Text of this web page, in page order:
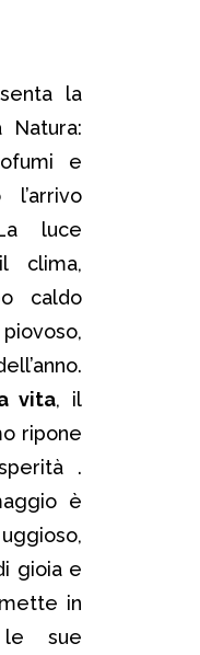
la
Natura:
e
l’arrivo
luce
clima,
caldo
vita, il
ripone
.
è
gioia e
in
sue